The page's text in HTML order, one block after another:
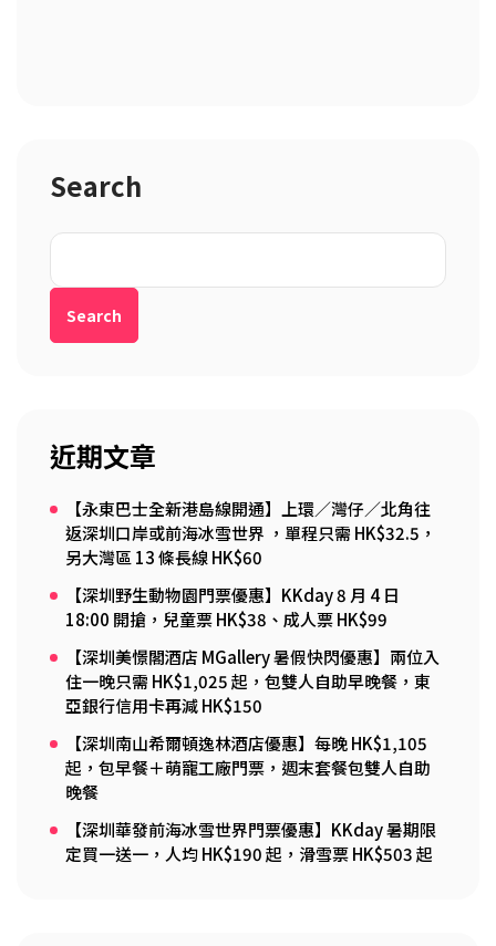
Search
Search
近期文章
【永東巴士全新港島線開通】上環／灣仔／北角往
返深圳口岸或前海冰雪世界 ，單程只需 HK$32.5，
另大灣區 13 條長線 HK$60
【深圳野生動物園門票優惠】KKday 8 月 4 日
18:00 開搶，兒童票 HK$38、成人票 HK$99
【深圳美憬閣酒店 MGallery 暑假快閃優惠】兩位入
住一晚只需 HK$1,025 起，包雙人自助早晚餐，東
亞銀行信用卡再減 HK$150
【深圳南山希爾頓逸林酒店優惠】每晚 HK$1,105
起，包早餐＋萌寵工廠門票，週末套餐包雙人自助
晚餐
【深圳華發前海冰雪世界門票優惠】KKday 暑期限
定買一送一，人均 HK$190 起，滑雪票 HK$503 起